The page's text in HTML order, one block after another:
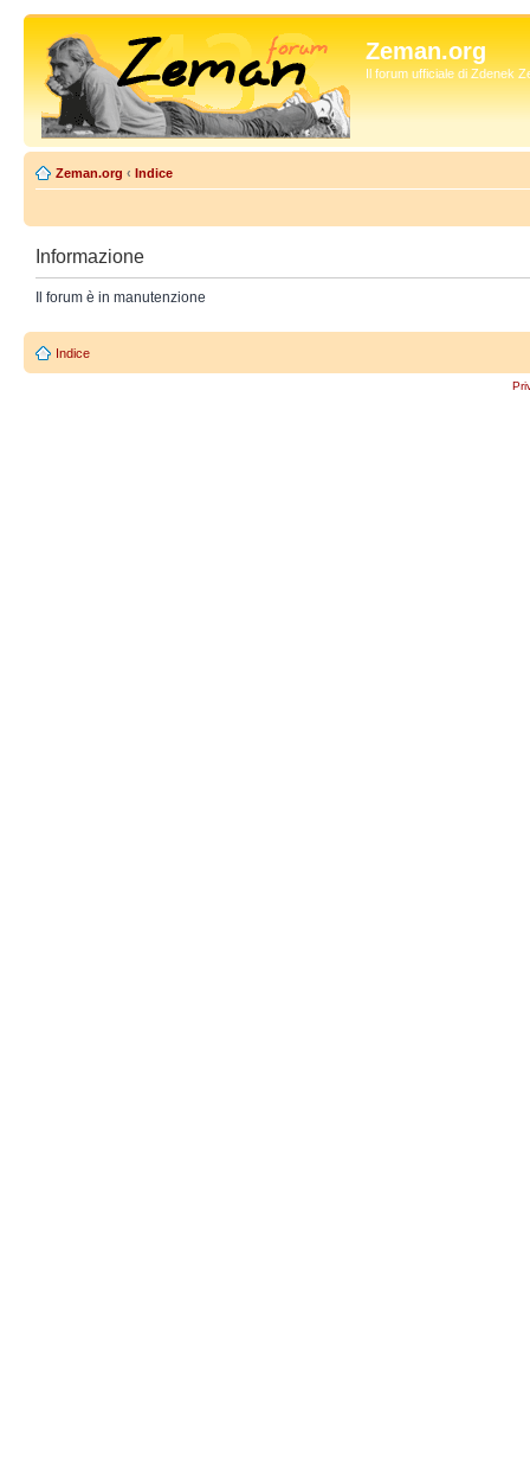
Zeman.org
Il forum ufficiale di Zdenek
Zeman.org ‹ Indice
Informazione
Il forum è in manutenzione
Indice